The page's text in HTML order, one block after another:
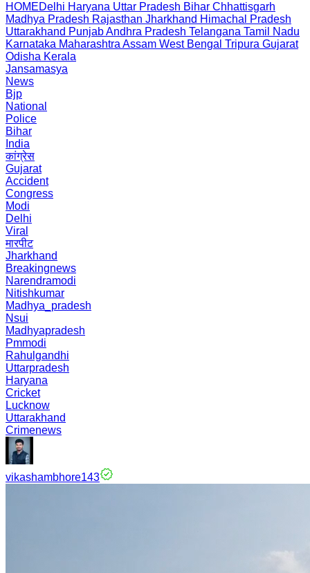
HOMEDelhi Haryana Uttar Pradesh Bihar Chhattisgarh
Madhya Pradesh Rajasthan Jharkhand Himachal Pradesh
Uttarakhand PunjabAndhra Pradesh Telangana Tamil Nadu
Karnataka Maharashtra Assam West Bengal Tripura Gujarat
Odisha Kerala
Jansamasya
News
Bjp
National
Police
Bihar
India
कांग्रेस
Gujarat
Accident
Congress
Modi
Delhi
Viral
मारपीट
Jharkhand
Breakingnews
Narendramodi
Nitishkumar
Madhya_pradesh
Nsui
Madhyapradesh
Pmmodi
Rahulgandhi
Uttarpradesh
Haryana
Cricket
Lucknow
Uttarakhand
Crimenews
vikashambhore143